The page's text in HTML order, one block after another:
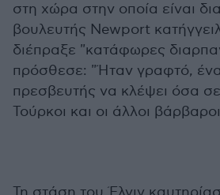
στη χώρα στην οποία είναι
βουλευτής Newport
διέπραξε "κατάφωρες
πρόσθεσε: "Ήταν γραφτό,
πρεσβευτής να κλέψει όσα
Τούρκοι και οι άλλοι